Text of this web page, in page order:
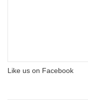
Like us on Facebook